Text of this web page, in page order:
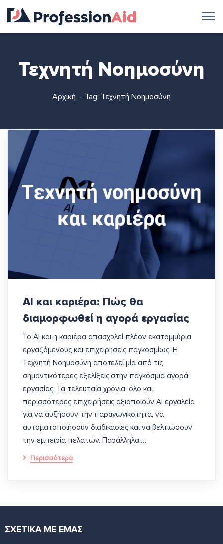
Τεχνητή Νοημοσύνη
Αρχική Tag: Τεχνητή Νοημοσύνη
AI και καριέρα: Πώς θα
διαμορφωθεί η αγορά εργασίας
Το AI και η καριέρα απασχολεί πλέον εκατομμύρια
εργαζόμενους και επιχειρήσεις παγκοσμίως. Η
Τεχνητή Νοημοσύνη αποτελεί μία από τις
σημαντικότερες εξελίξεις στην παγκόσμια αγορά
εργασίας. Τα τελευταία χρόνια, όλο και
περισσότερες επιχειρήσεις αξιοποιούν AI εργαλεία
για να αυξήσουν την παραγωγικότητα, να
αυτοματοποιήσουν διαδικασίες και να βελτιώσουν
την εμπειρία πελατών. Παράλληλα,…
Περισσότερα
ΣΧΕΤΙΚΑ ΜΕ ΕΜΑΣ